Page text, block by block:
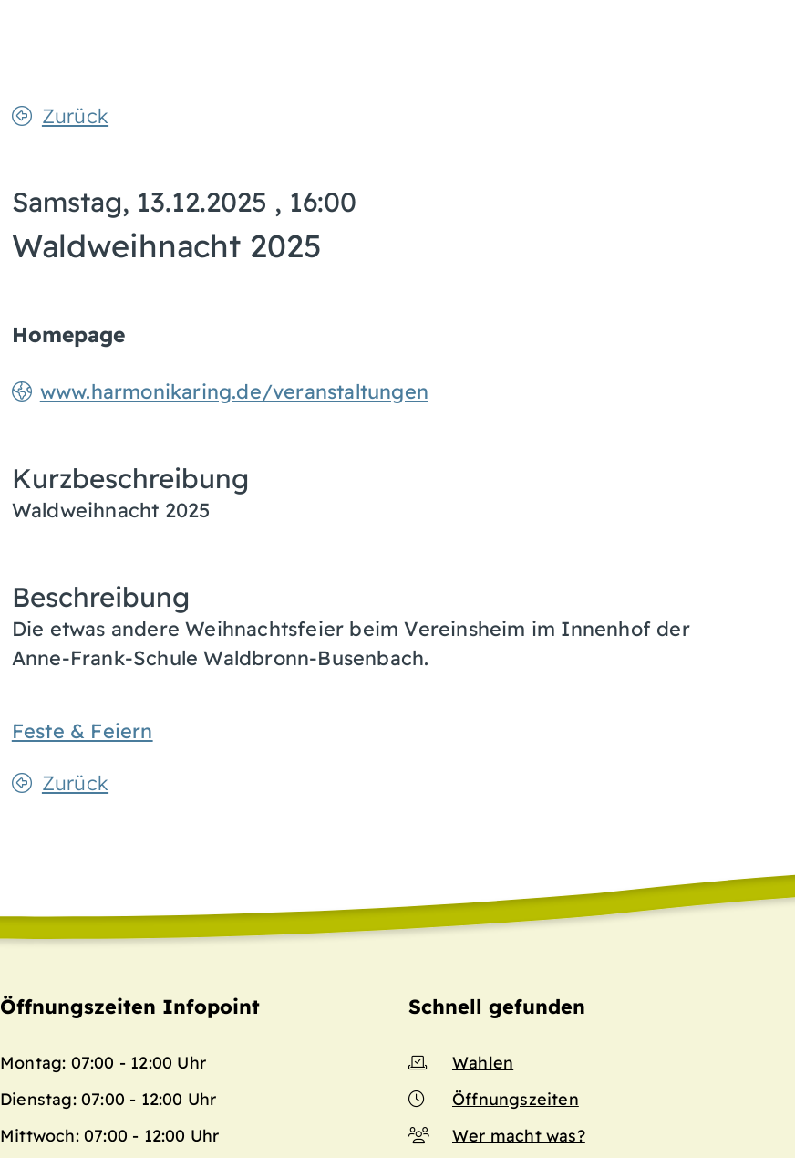
Zurück
Samstag, 13.12.2025 , 16:00
Waldweihnacht 2025
Homepage
www.harmonikaring.de/veranstaltungen
Kurzbeschreibung
Waldweihnacht 2025
Beschreibung
Die etwas andere Weihnachtsfeier beim Vereinsheim im Innenhof der
Anne-Frank-Schule Waldbronn-Busenbach.
Feste & Feiern
Zurück
Öffnungszeiten Infopoint
Montag: 07:00 - 12:00 Uhr
Dienstag: 07:00 - 12:00 Uhr
Mittwoch: 07:00 - 12:00 Uhr
Schnell gefunden
Wahlen
Öffnungszeiten
Wer macht was?